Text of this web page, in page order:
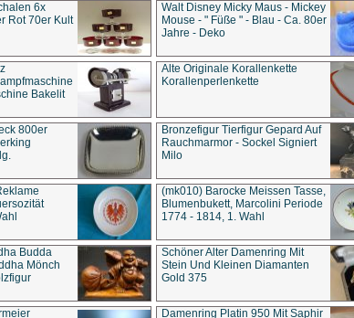
6x
Rot 70er Kult
Walt Disney Micky Maus - Mickey
Mouse - " Füße " - Blau - Ca. 80er
Jahre - Deko
Bakelit
Alte Originale Korallenkette
Korallenperlenkette
800er
Bronzefigur Tierfigur Gepard Auf
Rauchmarmor - Sockel Signiert
Milo
(mk010) Barocke Meissen Tasse,
Blumenbukett, Marcolini Periode
1774 - 1814, 1. Wahl
Budda
Mönch
Schöner Alter Damenring Mit
Stein Und Kleinen Diamanten
Gold 375
Damenring Platin 950 Mit Saphir